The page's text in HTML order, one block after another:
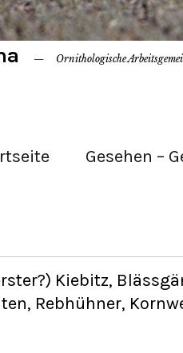
Ornithologische
Gesehen –
Kiebitz,
Rebhühner,